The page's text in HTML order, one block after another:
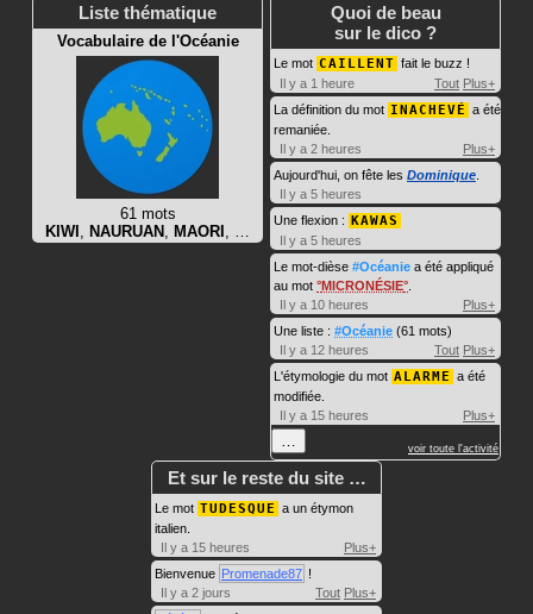
Liste thématique
Vocabulaire de l'Océanie
61 mots
KIWI NAURUAN MAORI
Quoi de beau
sur le dico ?
Le mot CAILLENT fait le buzz !
Il y a 1 heure
Tout Plus+
La définition du mot INACHEVÉ a été
remaniée.
Il y a 2 heures
Plus+
Aujourd'hui, on fête les Dominique
Il y a 5 heures
Une flexion : KAWAS
Il y a 5 heures
Le mot-dièse #Océanie a été appliqué
au mot MICRONÉSIE
Il y a 10 heures
Plus+
Une liste : #Océanie (61 mots)
Il y a 12 heures
Tout Plus+
L'étymologie du mot ALARME a été
modifiée.
Il y a 15 heures
Plus+
voir toute l'activité
Et sur le reste du site …
Le mot TUDESQUE a un étymon
italien.
Il y a 15 heures
Plus+
Bienvenue Promenade87 !
Il y a 2 jours
Tout Plus+